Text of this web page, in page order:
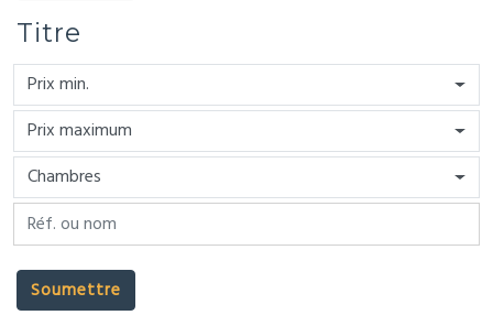
Titre
Prix min.
Prix maximum
Chambres
Soumettre